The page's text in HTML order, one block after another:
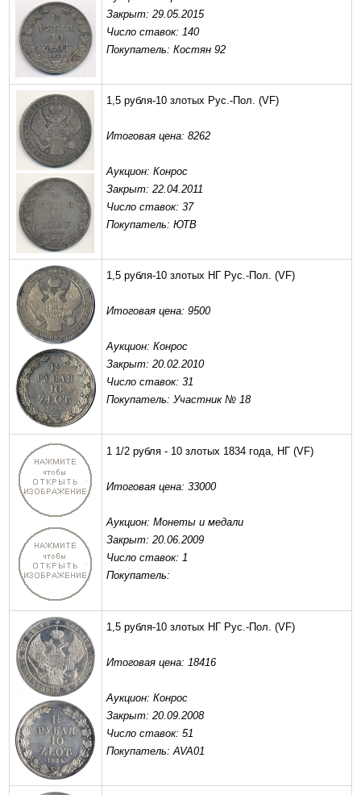
Закрыт: 29.05.2015
Число ставок: 140
Покупатель: Костян 92
1,5 рубля-10 злотых Рус.-Пол. (VF)
Итоговая цена: 8262
Аукцион: Конрос
Закрыт: 22.04.2011
Число ставок: 37
Покупатель: ЮТВ
1,5 рубля-10 злотых НГ Рус.-Пол. (VF)
Итоговая цена: 9500
Аукцион: Конрос
Закрыт: 20.02.2010
Число ставок: 31
Покупатель: Участник № 18
1 1/2 рубля - 10 злотых 1834 года, НГ (VF)
Итоговая цена: 33000
Аукцион: Монеты и медали
Закрыт: 20.06.2009
Число ставок: 1
Покупатель:
1,5 рубля-10 злотых НГ Рус.-Пол. (VF)
Итоговая цена: 18416
Аукцион: Конрос
Закрыт: 20.09.2008
Число ставок: 51
Покупатель: AVA01